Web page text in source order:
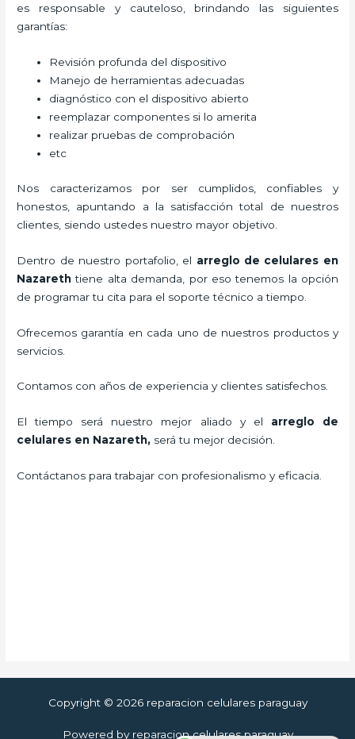
es responsable y cauteloso, brindando las siguientes
garantías:
Revisión profunda del dispositivo
Manejo de herramientas adecuadas
diagnóstico con el dispositivo abierto
reemplazar componentes si lo amerita
realizar pruebas de comprobación
etc
Nos caracterizamos por ser cumplidos, confiables y
honestos, apuntando a la satisfacción total de nuestros
clientes, siendo ustedes nuestro mayor objetivo.
Dentro de nuestro portafolio, el arreglo de celulares en
Nazareth tiene alta demanda, por eso tenemos la opción
de programar tu cita para el soporte técnico a tiempo.
Ofrecemos garantía en cada uno de nuestros productos y
servicios.
Contamos con años de experiencia y clientes satisfechos.
El tiempo será nuestro mejor aliado y el arreglo de
celulares en Nazareth, será tu mejor decisión.
Contáctanos para trabajar con profesionalismo y eficacia.
Copyright © 2026 reparacion celulares paraguay
Powered by reparacion celulares paraguay